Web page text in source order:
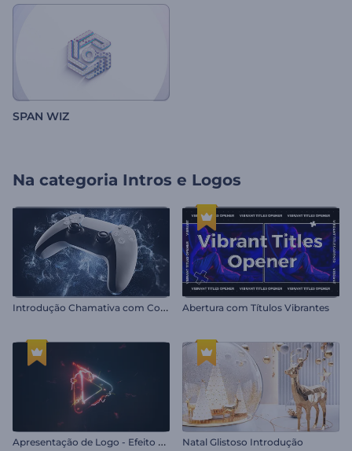
SPAN WIZ
Na categoria Intros e Logos
I
ntrodução Chamativa com Controle de Videogame Abertura com Títulos Vibrantes
A
presentação de Logo - Efeito Glitch Eletrizante Natal Glistoso Introdução